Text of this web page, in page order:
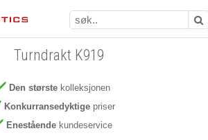
Den størstekolleksjonen
Konkurransedyktigepriser
Enestående kundeservice
Turndrakt K919